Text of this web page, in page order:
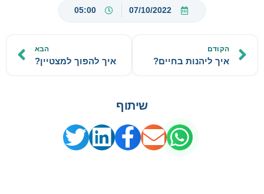
07/10/2022
05:00
הקודם
איך ליהנות בחיים?
הבא
איך להפוך למצטיין?
שיתוף